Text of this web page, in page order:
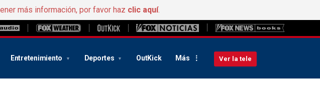
más información, por favor haz clic aquí.
Entretenimiento Deportes OutKick Más Ver la tele